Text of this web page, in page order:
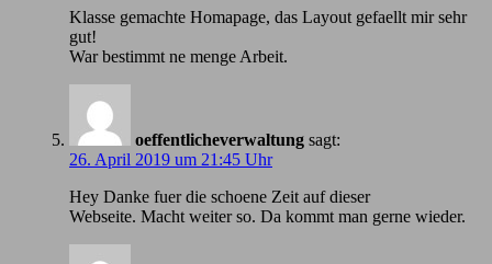
Klasse gemachte Homapage, das Layout gefaellt mir sehr
gut!
War bestimmt ne menge Arbeit.
oeffentlicheverwaltung sagt:
26. April 2019 um 21:45 Uhr
Hey Danke fuer die schoene Zeit auf dieser
Webseite. Macht weiter so. Da kommt man gerne wieder.